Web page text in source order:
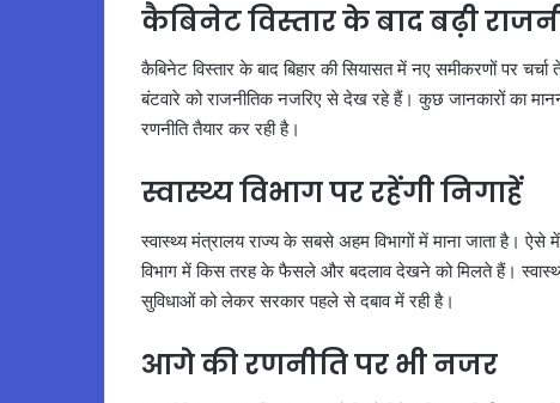
कैबिनेट विस्तार के बाद बढ़ी
कैबिनेट विस्तार के बाद बिहार की सियासत में नए समीकरणों पर
बंटवारे को राजनीतिक नजरिए से देख रहे हैं। कुछ जानकारों का
रणनीति तैयार कर रही है।
स्वास्थ्य विभाग पर रहेंगी निगाहें
स्वास्थ्य मंत्रालय राज्य के सबसे अहम विभागों में माना जाता है।
विभाग में किस तरह के फैसले और बदलाव देखने को मिलते हैं।
सुविधाओं को लेकर सरकार पहले से दबाव में रही है।
आगे की रणनीति पर भी नजर